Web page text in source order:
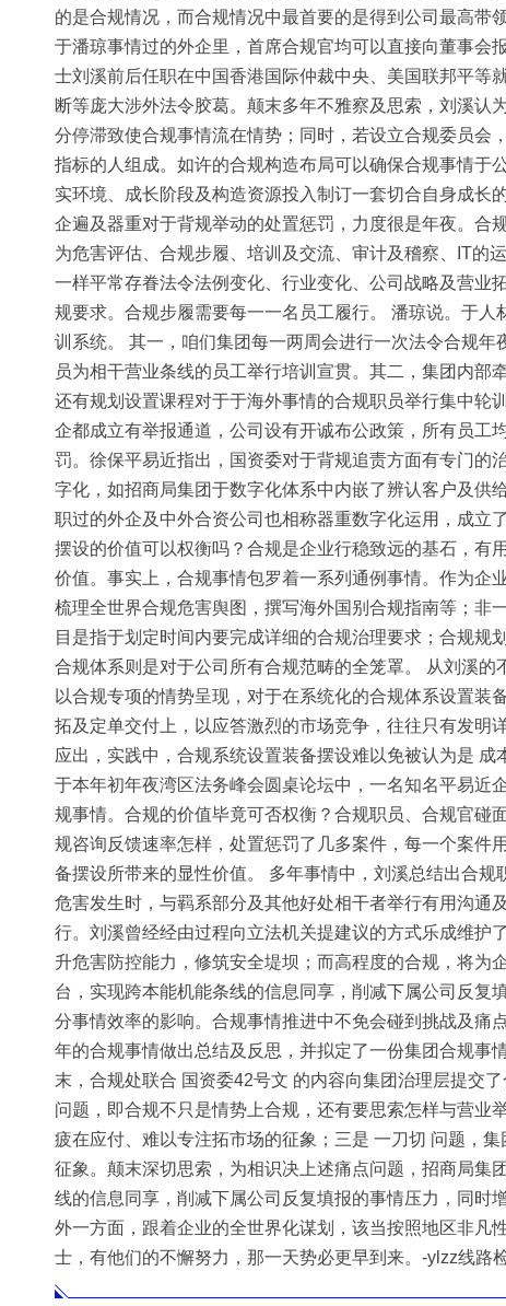
的是合规情况，而合规情况中最首要的是得到公司最高带
于潘琼事情过的外企里，首席合规官均可以直接向董事会
士刘溪前后任职在中国香港国际仲裁中央、美国联邦平等
断等庞大涉外法令胶葛。颠末多年不雅察及思索，刘溪
分停滞致使合规事情流在情势；同时，若设立合规委员会
指标的人组成。如许的合规构造布局可以确保合规事情于
实环境、成长阶段及构造资源投入制订一套切合自身成长
企遍及器重对于背规举动的处置惩罚，力度很是年夜。合
为危害评估、合规步履、培训及交流、审计及稽察、IT的
一样平常存眷法令法例变化、行业变化、公司战略及营业
规要求。合规步履需要每一一名员工履行。 潘琼说。于
训系统。 其一，咱们集团每一两周会进行一次法令合规
员为相干营业条线的员工举行培训宣贯。其二，集团内
还有规划设置课程对于于海外事情的合规职员举行集中轮
企都成立有举报通道，公司设有开诚布公政策，所有员工
罚。徐保平易近指出，国资委对于背规追责方面有专门的
字化，如招商局集团于数字化体系中内嵌了辨认客户及供
职过的外企及中外合资公司也相称器重数字化运用，成立
摆设的价值可以权衡吗？合规是企业行稳致远的基石，有
价值。事实上，合规事情包罗着一系列通例事情。作为企
梳理全世界合规危害舆图，撰写海外国别合规指南等；非
目是指于划定时间内要完成详细的合规治理要求；合规规
合规体系则是对于公司所有合规范畴的全笼罩。 从刘溪
以合规专项的情势呈现，对于在系统化的合规体系设置
拓及定单交付上，以应答激烈的市场竞争，往往只有发明
应出，实践中，合规系统设置装备摆设难以免被认为是
于本年初年夜湾区法务峰会圆桌论坛中，一名知名平易近
规事情。合规的价值毕竟可否权衡？合规职员、合规官碰
规咨询反馈速率怎样，处置惩罚了几多案件，每一个案件
备摆设所带来的显性价值。 多年事情中，刘溪总结出合
危害发生时，与羁系部分及其他好处相干者举行有用沟通
行。刘溪曾经经由过程向立法机关提建议的方式乐成维护
升危害防控能力，修筑安全堤坝；而高程度的合规，将为
台，实现跨本能机能条线的信息同享，削减下属公司反复
分事情效率的影响。合规事情推进中不免会碰到挑战及痛
年的合规事情做出总结及反思，并拟定了一份集团合规事
末，合规处联合 国资委42号文 的内容向集团治理层提交
问题，即合规不只是情势上合规，还有要思索怎样与营业
疲在应付、难以专注拓市场的征象；三是 一刀切 问题，
征象。颠末深切思索，为相识决上述痛点问题，招商局集
线的信息同享，削减下属公司反复填报的事情压力，同时
外一方面，跟着企业的全世界化谋划，该当按照地区非凡
士，有他们的不懈努力，那一天势必更早到来。-ylzz线路